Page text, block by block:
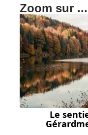
Zoom sur ...
Le